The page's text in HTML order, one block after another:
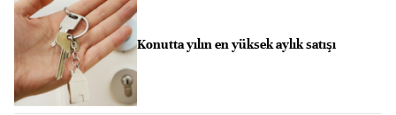
Konutta yılın en yüksek aylık satışı